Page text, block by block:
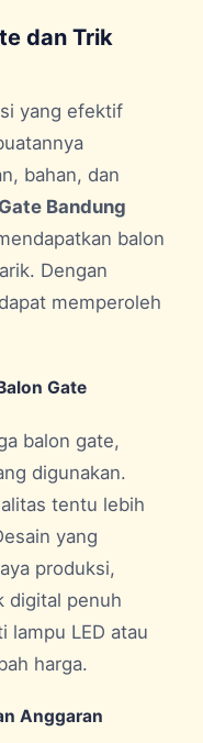
dan Trik
yang efektif
bahan, dan
Bandung
balon
Dengan
memperoleh
Gate
balon gate,
digunakan.
tentu lebih
yang
produksi,
digital penuh
lampu LED atau
harga.
Anggaran